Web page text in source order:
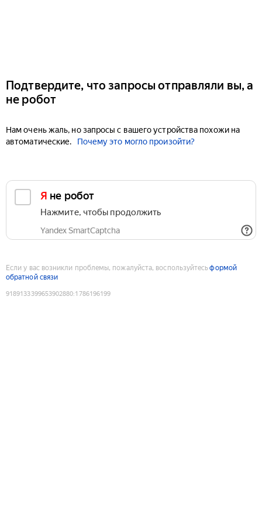
Подтвердите, что запросы отправляли вы, а
не робот
Нам очень жаль, но запросы с вашего устройства похожи на
автоматические.
Почему это могло произойти?
Я не робот
Нажмите, чтобы продолжить
Yandex SmartCaptcha
Если у вас возникли проблемы, пожалуйста, воспользуйтесьформой
обратной связи
9189133399653902880:1786196199